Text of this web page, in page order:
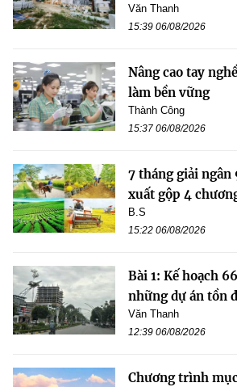
Văn Thanh
15:39 06/08/2026
Nâng cao tay
làm bền vững
Thành Công
15:37 06/08/2026
7 tháng giải ngân
xuất gộp 4
B.S
15:22 06/08/2026
Bài 1: Kế hoạch
những dự án tồn
Văn Thanh
12:39 06/08/2026
Chương trình